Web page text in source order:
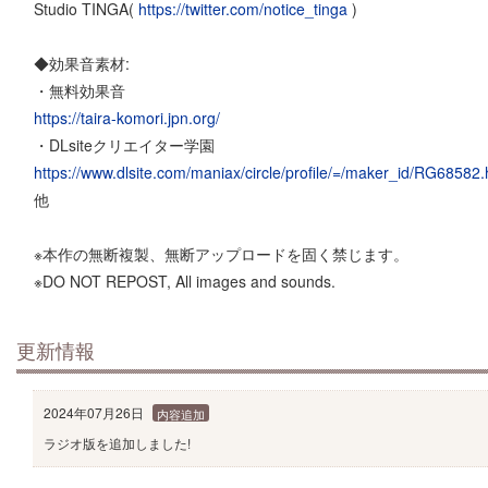
Studio TINGA( https://twitter.com/notice_tinga )
◆効果音素材:
・無料効果音
https://taira-komori.jpn.org/
・DLsiteクリエイター学園
https://www.dlsite.com/maniax/circle/profile/=/maker_id/
他
※本作の無断複製、無断アップロードを固く禁じます。
※DO NOT REPOST, All images and sounds.
更新情報
2024年07月26日 内容追加
ラジオ版を追加しました!